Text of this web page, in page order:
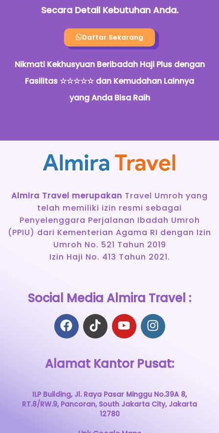
Secara Detail Kebutuhan Anda.
Daftar Sekarang
Nikmati Kekhusyuan Beribadah Haji Plus dengan
Fasilitas ☆☆☆☆☆ dan Kemudahan Lainnya
yang Anda Bisa Raih
Almira Travel merupakan Travel Umroh yang
telah memiliki izin resmi sebagai
Penyelenggara Perjalanan Ibadah Umroh
(PPIU) dari Kementerian Agama RI dengan Izin
Umroh No. 521 Tahun 2019
Izin Haji No. 413 Tahun 2021.
Social Media Almira Travel :
Alamat Kantor Pusat:
ILP Building, Jl. Raya Pasar Minggu No.39A 8,
RT.8/RW.9, Pancoran, South Jakarta City, Jakarta
12780